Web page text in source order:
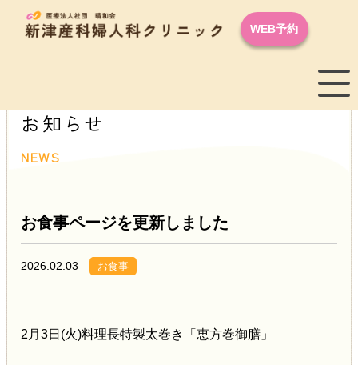
WEB予約
お知らせ
NEWS
お食事ページを更新しました
2026.02.03 お食事
2月3日(火)料理長特製太巻き「恵方巻御膳」